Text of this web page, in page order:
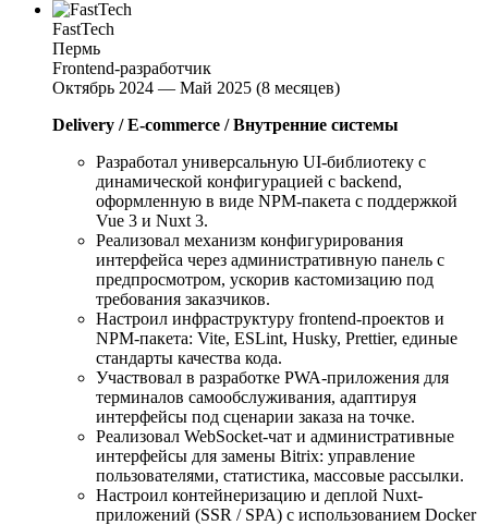
FastTech
Пермь
Frontend-разработчик
Октябрь 2024 — Май 2025 (8 месяцев)
Delivery / E-commerce / Внутренние системы
Разработал универсальную UI-библиотеку с
динамической конфигурацией с backend,
оформленную в виде NPM-пакета с поддержкой
Vue 3 и Nuxt 3.
Реализовал механизм конфигурирования
интерфейса через административную панель с
предпросмотром, ускорив кастомизацию под
требования заказчиков.
Настроил инфраструктуру frontend-проектов и
NPM-пакета: Vite, ESLint, Husky, Prettier, единые
стандарты качества кода.
Участвовал в разработке PWA-приложения для
терминалов самообслуживания, адаптируя
интерфейсы под сценарии заказа на точке.
Реализовал WebSocket-чат и административные
интерфейсы для замены Bitrix: управление
пользователями, статистика, массовые рассылки.
Настроил контейнеризацию и деплой Nuxt-
приложений (SSR / SPA) с использованием Docker